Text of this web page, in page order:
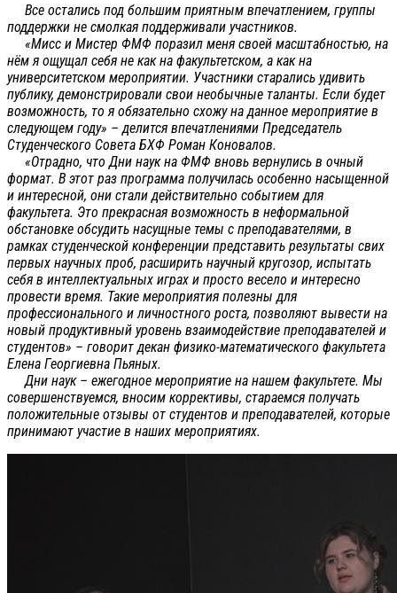
Все остались под большим приятным впечатлением, группы
поддержки не смолкая поддерживали участников.
«Мисс и Мистер ФМФ поразил меня своей масштабностью, на
нём я ощущал себя не как на факультетском, а как на
университетском мероприятии. Участники старались удивить
публику, демонстрировали свои необычные таланты. Если будет
возможность, то я обязательно схожу на данное мероприятие в
следующем году» – делится впечатлениями Председатель
Студенческого Совета БХФ Роман Коновалов.
«Отрадно, что Дни наук на ФМФ вновь вернулись в очный
формат. В этот раз программа получилась особенно насыщенной
и интересной, они стали действительно событием для
факультета. Это прекрасная возможность в неформальной
обстановке обсудить насущные темы с преподавателями, в
рамках студенческой конференции представить результаты свих
первых научных проб, расширить научный кругозор, испытать
себя в интеллектуальных играх и просто весело и интересно
провести время. Такие мероприятия полезны для
профессионального и личностного роста, позволяют вывести на
новый продуктивный уровень взаимодействие преподавателей и
студентов» – говорит декан физико-математического факультета
Елена Георгиевна Пьяных.
Дни наук – ежегодное мероприятие на нашем факультете. Мы
совершенствуемся, вносим коррективы, стараемся получать
положительные отзывы от студентов и преподавателей, которые
принимают участие в наших мероприятиях.